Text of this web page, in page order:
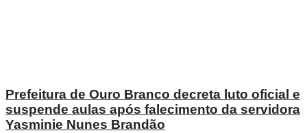
Prefeitura de Ouro Branco decreta luto oficial e
suspende aulas após falecimento da servidora
Yasminie Nunes Brandão